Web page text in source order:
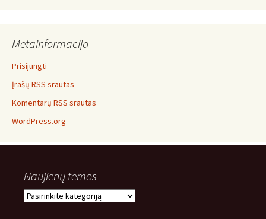
Metainformacija
Prisijungti
Įrašų RSS srautas
Komentarų RSS srautas
WordPress.org
Naujienų temos
Naujienų